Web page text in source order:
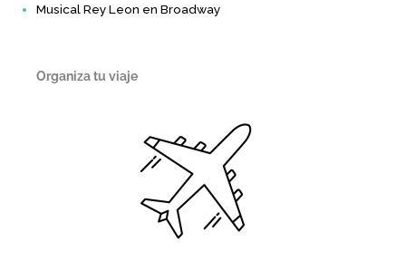
Musical Rey Leon en Broadway
Organiza tu viaje